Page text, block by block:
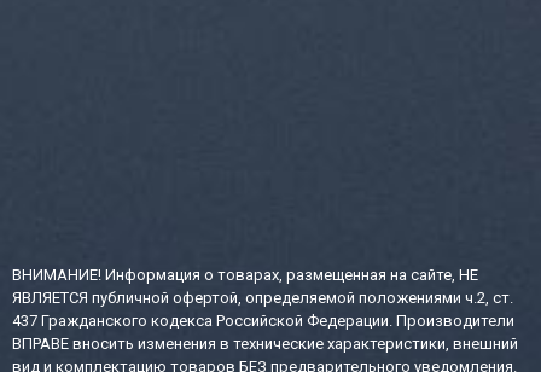
ВНИМАНИЕ! Информация о товарах, размещенная на сайте, НЕ
ЯВЛЯЕТСЯ публичной офертой, определяемой положениями ч.2, ст.
437 Гражданского кодекса Российской Федерации. Производители
ВПРАВЕ вносить изменения в технические характеристики, внешний
вид и комплектацию товаров БЕЗ предварительного уведомления.